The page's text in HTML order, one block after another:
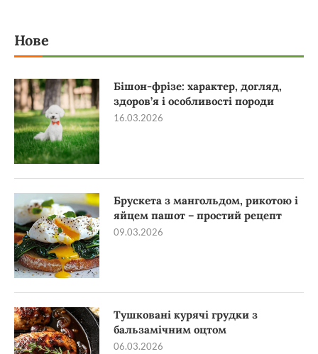
Нове
Бішон-фрізе: характер, догляд,
здоров’я і особливості породи
16.03.2026
Брускета з мангольдом, рикотою і
яйцем пашот – простий рецепт
09.03.2026
Тушковані курячі грудки з
бальзамічним оцтом
06.03.2026